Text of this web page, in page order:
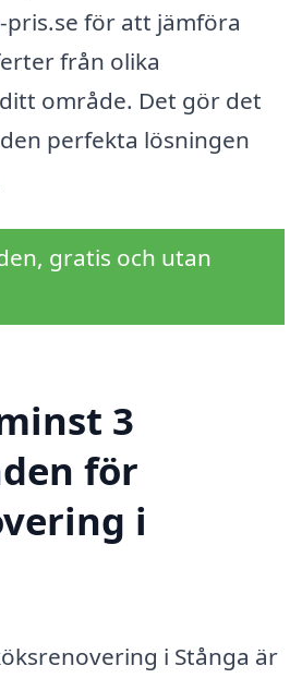
för att jämföra
från olika
område. Det gör det
perfekta lösningen
gratis och utan
3
för
i
i Stånga är